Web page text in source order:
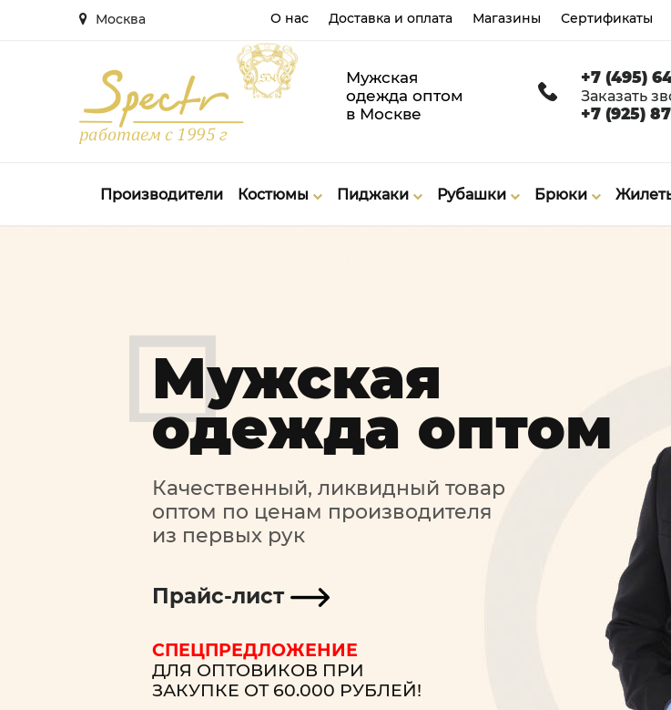
Москва О нас Доставка и оплата Магазины Сертификаты
Мужская
одежда оптом
в Москве
+7 (495)
Заказать
+7 (925)
Производители Костюмы Пиджаки Рубашки Брюки
Мужская
одежда оптом
Качественный, ликвидный товар
оптом по ценам производителя
из первых рук
Прайс-лист
СПЕЦПРЕДЛОЖЕНИЕ
ДЛЯ ОПТОВИКОВ ПРИ
ЗАКУПКЕ ОТ 60.000 РУБЛЕЙ!